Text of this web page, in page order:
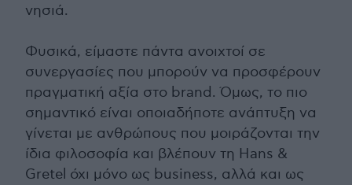
νησιά.
Φυσικά, είμαστε πάντα ανοιχτοί σε
συνεργασίες που μπορούν να προσφέρουν
πραγματική αξία στο brand. Όμως, το πιο
σημαντικό είναι οποιαδήποτε ανάπτυξη να
γίνεται με ανθρώπους που μοιράζονται την
ίδια φιλοσοφία και βλέπουν τη Hans &
Gretel όχι μόνο ως business, αλλά και ως